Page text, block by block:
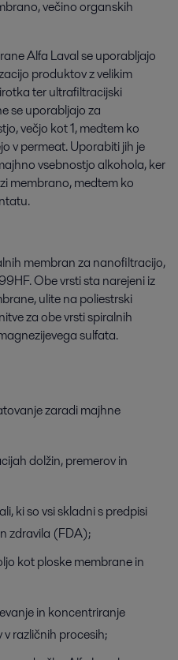
večino organskih
Alfa Laval se uporabljajo
produktov z velikim
ter ultrafiltracijski
se uporabljajo za
večjo kot 1, medtem ko
v permeat. Uporabiti jih je
vsebnostjo alkohola, ker
membrano, medtem ko
membran za nanofiltracijo,
Obe vrsti sta narejeni iz
ulite na poliestrski
za obe vrsti spiralnih
sulfata.
zaradi majhne
dolžin, premerov in
ki so vsi skladni s predpisi
zdravila (FDA);
kot ploske membrane in
in koncentriranje
različnih procesih;